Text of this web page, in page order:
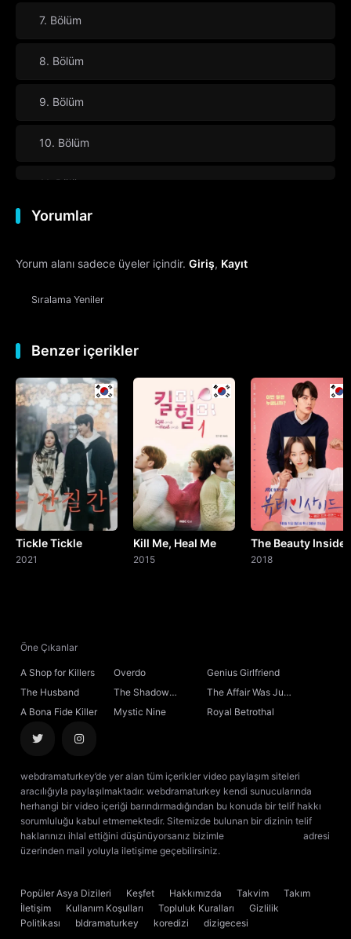
7. Bölüm
8. Bölüm
9. Bölüm
10. Bölüm
11. Bölüm
12. Bölüm
13. Bölüm
14. Bölüm
15. Bölüm
16. Bölüm Final
Yorumlar
Yorum alanı sadece üyeler içindir. Giriş, Kayıt
Sıralama Yeniler
Benzer içerikler
Tickle Tickle
2021
Kill Me, Heal Me
2015
The Beauty Inside
2018
Öne Çıkanlar
A Shop for Killers Overdo
Genius Girlfriend
The Husband
The Shadow
Sovereign
The Affair Was Just
the Beginning
A Bona Fide Killer Mystic Nine Royal Betrothal
webdramaturkey’de yer alan tüm içerikler video paylaşım siteleri
aracılığıyla paylaşılmaktadır. webdramaturkey kendi sunucularında
herhangi bir video içeriği barındırmadığından bu konuda bir telif hakkı
sorumluluğu kabul etmemektedir. Sitemizde bulunan bir dizinin telif
haklarınızı ihlal ettiğini düşünüyorsanız bizimle
adresi
üzerinden mail yoluyla iletişime geçebilirsiniz.
Popüler Asya Dizileri Keşfet Hakkımızda Takvim
Takım
İletişim
Kullanım Koşulları Topluluk Kuralları
Gizlilik
Politikası
bldramaturkey koredizi
dizigecesi